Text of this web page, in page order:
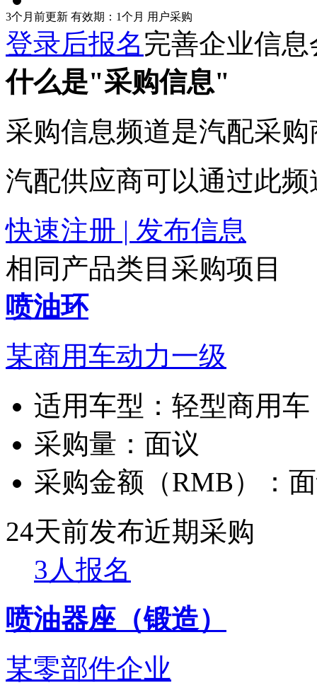
3个月前更新 有效期：1个月 用户采购
登录后报名完善企业信
什么是"采购信息"
采购信息频道是汽配采
汽配供应商可以通过此
快速注册 | 发布信息
相同产品类目采购项目
喷油环
某商用车动力一级
适用车型： 轻型商用
采购量： 面议
采购金额（RMB）：
24天前发布近期采购
3人报名
喷油器座（锻造）
某零部件企业